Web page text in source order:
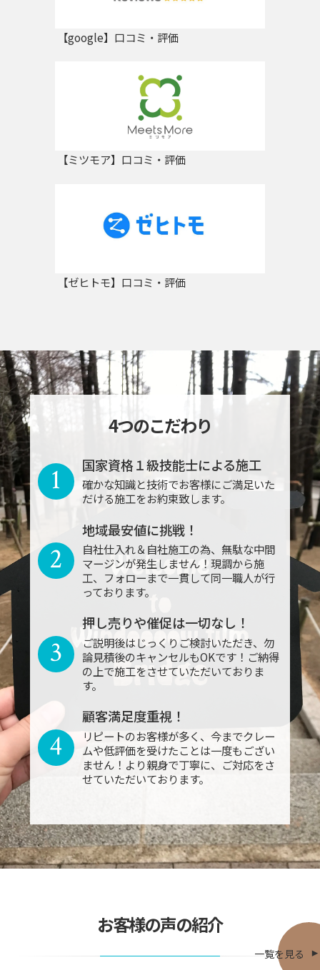
【google】口コミ・評価
【ミツモア】口コミ・評価
【ゼヒトモ】口コミ・評価
4つのこだわり
国家資格１級技能士による施工
確かな知識と技術でお客様にご満足いた
だける施工をお約束致します。
1
地域最安値に挑戦！
自社仕入れ＆自社施工の為、無駄な中間
マージンが発生しません！現調から施
工、フォローまで一貫して同一職人が行
っております。
2
押し売りや催促は一切なし！
ご説明後はじっくりご検討いただき、勿
論見積後のキャンセルもOKです！ご納得
の上で施工をさせていただいておりま
す。
3
顧客満足度重視！
リピートのお客様が多く、今までクレー
ムや低評価を受けたことは一度もござい
ません！より親身で丁寧に、ご対応をさ
せていただいております。
4
お客様の声の紹介
一覧を見る